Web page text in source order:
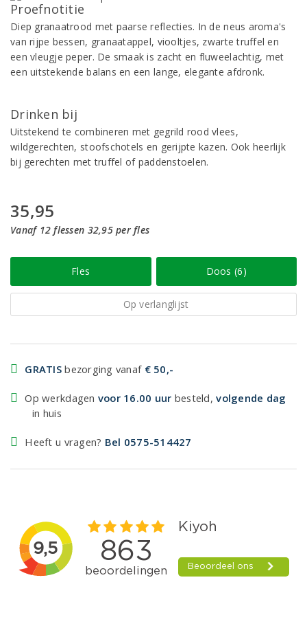
Proefnotitie
Diep granaatrood met paarse reflecties. In de neus aroma's
van rijpe bessen, granaatappel, viooltjes, zwarte truffel en
een vleugje peper. De smaak is zacht en fluweelachtig, met
een uitstekende balans en een lange, elegante afdronk.
Drinken bij
Uitstekend te combineren met gegrild rood vlees,
wildgerechten, stoofschotels en gerijpte kazen. Ook heerlijk
bij gerechten met truffel of paddenstoelen.
35,95
Vanaf 12 flessen 32,95 per fles
Fles Doos (6)
Op verlanglijst
GRATIS bezorging vanaf € 50,-
Op werkdagen voor 16.00 uur besteld,volgende dag
in huis
Heeft u vragen? Bel 0575-514427